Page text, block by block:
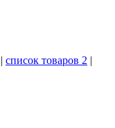
| список товаров 2 |